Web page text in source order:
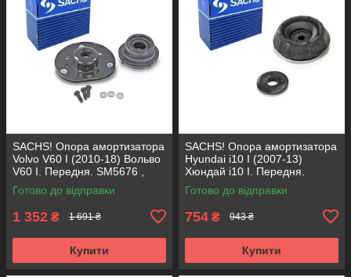
SACHS! Опора амортизатора
Volvo V60 I (2010-18) Вольво
V60 I. Передня. SM5676 ,
803053 , KB652.30
Готово до відправки
1 352 ₴ 1 691 ₴
Купити
SACHS! Опора амортизатора
Hyundai i10 I (2007-13)
Хюндай i10 I. Передня.
SM5818 , 801063 , KB689.27 ,
VKDA88511
Готово до відправки
754 ₴ 943 ₴
Купити